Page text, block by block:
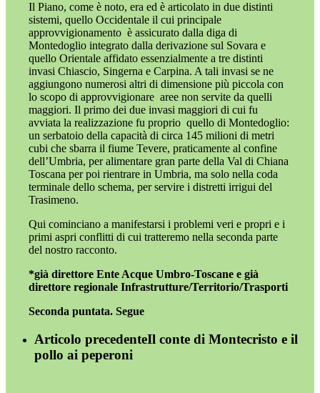
Il Piano, come è noto, era ed è articolato in due distinti
sistemi, quello Occidentale il cui principale
approvvigionamento è assicurato dalla diga di
Montedoglio integrato dalla derivazione sul Sovara e
quello Orientale affidato essenzialmente a tre distinti
invasi Chiascio, Singerna e Carpina. A tali invasi se ne
aggiungono numerosi altri di dimensione più piccola con
lo scopo di approvvigionare aree non servite da quelli
maggiori. Il primo dei due invasi maggiori di cui fu
avviata la realizzazione fu proprio quello di Montedoglio:
un serbatoio della capacità di circa 145 milioni di metri
cubi che sbarra il fiume Tevere, praticamente al confine
dell’Umbria, per alimentare gran parte della Val di Chiana
Toscana per poi rientrare in Umbria, ma solo nella coda
terminale dello schema, per servire i distretti irrigui del
Trasimeno.
Qui cominciano a manifestarsi i problemi veri e propri e i
primi aspri conflitti di cui tratteremo nella seconda parte
del nostro racconto.
*già direttore Ente Acque Umbro-Toscane e già
direttore regionale Infrastrutture/Territorio/Trasporti
Seconda puntata. Segue
Articolo precedenteIl conte di Montecristo e il
pollo ai peperoni